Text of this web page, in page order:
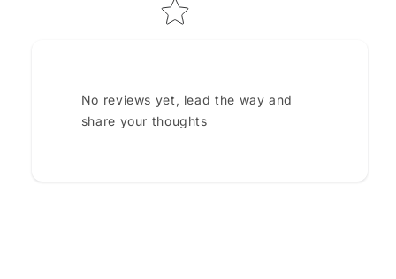
No reviews yet, lead the way and
share your thoughts